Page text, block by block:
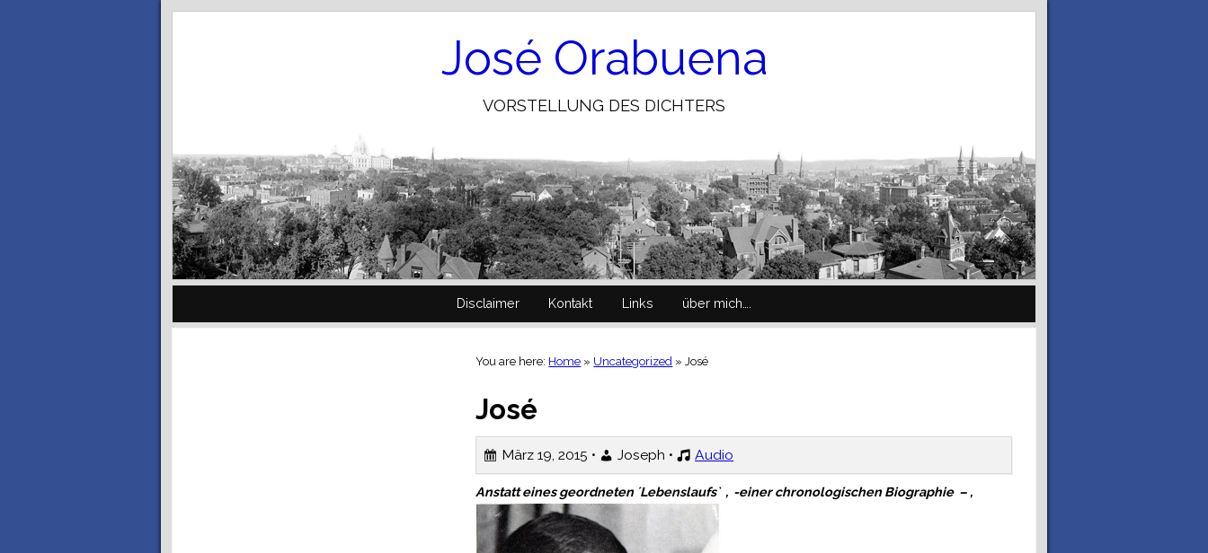
to
José Orabuena
VORSTELLUNG DES DICHTERS
Disclaimer Kontakt Links über mich….
You are here: Home » Uncategorized »José
José
März 19, 2015 • Joseph • Audio
Anstatt eines geordneten ´Lebenslaufs` , -einerchronologischenBiographie – ,